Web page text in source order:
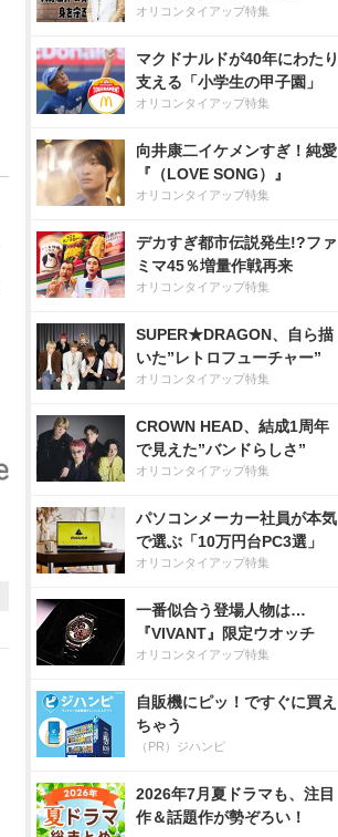
オリコンタイアップ特集
マクドナルドが40年にわたり
支える「小学生の甲子園」
オリコンタイアップ特集
向井康二イケメンすぎ！純愛
『（LOVE SONG）』
オリコンタイアップ特集
デカすぎ都市伝説発生!?ファ
ミマ45％増量作戦再来
オリコンタイアップ特集
SUPER★DRAGON、自ら描
いた”レトロフューチャー”
オリコンタイアップ特集
CROWN HEAD、結成1周年
で見えた”バンドらしさ”
オリコンタイアップ特集
パソコンメーカー社員が本気
で選ぶ「10万円台PC3選」
オリコンタイアップ特集
一番似合う登場人物は…
『VIVANT』限定ウオッチ
オリコンタイアップ特集
自販機にピッ！ですぐに買え
ちゃう
（PR）ジハンピ
2026年7月夏ドラマも、注目
作＆話題作が勢ぞろい！